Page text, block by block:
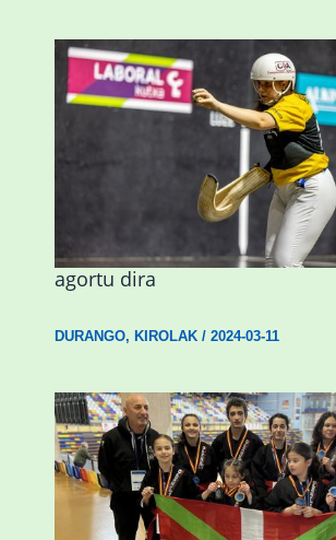
Astelehenean Durangon
emakumezkoen zesta
agortu dira
DURANGO, KIROLAK/ 2024-03-11